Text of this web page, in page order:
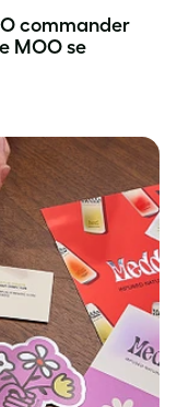
commander
MOO se